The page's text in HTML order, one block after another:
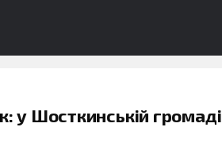
у Шосткинській громаді